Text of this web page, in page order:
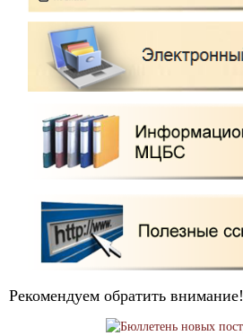
Рекомендуем обратить внимание!